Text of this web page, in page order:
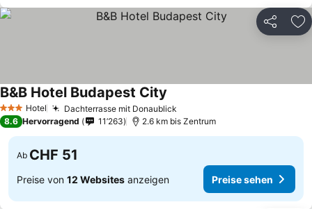
Teilen
3 SterneHotel Dachterrasse mit Donaublick
B&B Hotel Budapest City
8.6 Hervorragend 11’263 2.6 km bis Zentrum
Ab CHF 51
Preise von 12 Websites anzeigen Preise sehen